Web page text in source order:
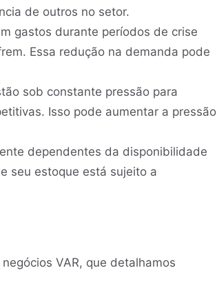
de outros no setor.
gastos durante períodos de crise
Essa redução na demanda pode
sob constante pressão para
Isso pode aumentar a pressão
dependentes da disponibilidade
seu estoque está sujeito a
VAR, que detalhamos